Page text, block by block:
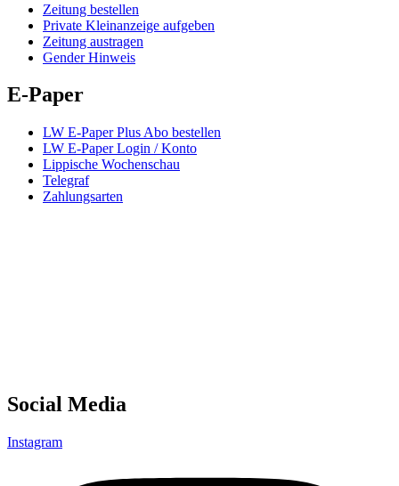
Zeitung bestellen
Private Kleinanzeige aufgeben
Zeitung austragen
Gender Hinweis
E-Paper
LW E-Paper Plus Abo bestellen
LW E-Paper Login / Konto
Lippische Wochenschau
Telegraf
Zahlungsarten
Social Media
Instagram